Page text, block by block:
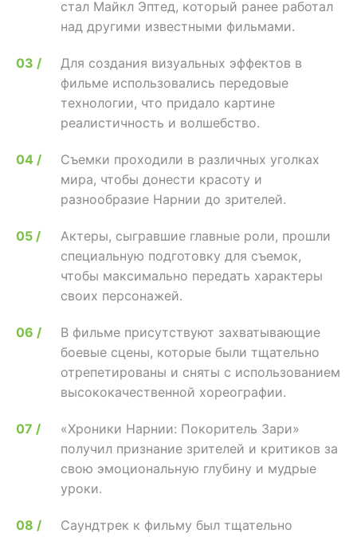
стал Майкл Эптед, который ранее работал
над другими известными фильмами.
Для создания визуальных эффектов в
фильме использовались передовые
технологии, что придало картине
реалистичность и волшебство.
Съемки проходили в различных уголках
мира, чтобы донести красоту и
разнообразие Нарнии до зрителей.
Актеры, сыгравшие главные роли, прошли
специальную подготовку для съемок,
чтобы максимально передать характеры
своих персонажей.
В фильме присутствуют захватывающие
боевые сцены, которые были тщательно
отрепетированы и сняты с использованием
высококачественной хореографии.
«Хроники Нарнии: Покоритель Зари»
получил признание зрителей и критиков за
свою эмоциональную глубину и мудрые
уроки.
Саундтрек к фильму был тщательно